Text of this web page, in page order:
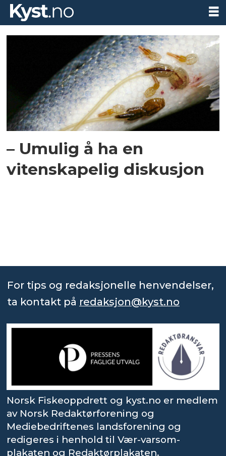
Tag:
resutls
– Umulig å ha en
vitenskapelig diskusjon
For tips og redaksjonelle henvendelser,
ta kontakt på redaksjon@kyst.no
Norsk Fiskeoppdrett og kyst.no er medlem
av Norsk Redaktørforening og
Mediebedriftenes landsforening og
redigeres i henhold til Vær-varsom-
plakaten og Redaktørplakaten.